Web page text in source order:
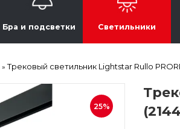
Бра и подсветки Светильники
»Трековый светильник Lightstar Rullo
25%